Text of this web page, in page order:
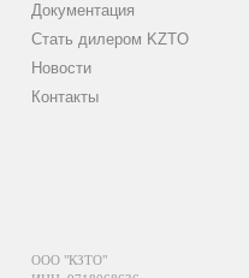
Документация
Стать дилером KZTO
Новости
Контакты
ООО "КЗТО"